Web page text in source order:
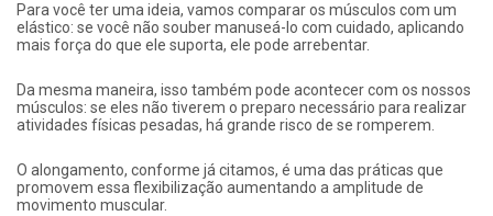
Para você ter uma ideia, vamos comparar os músculos com um
elástico: se você não souber manuseá-lo com cuidado, aplicando
mais força do que ele suporta, ele pode arrebentar.
Da mesma maneira, isso também pode acontecer com os nossos
músculos: se eles não tiverem o preparo necessário para realizar
atividades físicas pesadas, há grande risco de se romperem.
O alongamento, conforme já citamos, é uma das práticas que
promovem essa flexibilização aumentando a amplitude de
movimento muscular.